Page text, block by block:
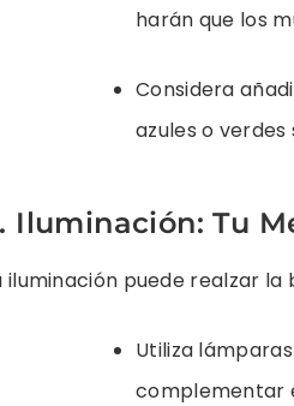
harán que los
Considera
azules o
Iluminación: Tu
iluminación puede realzar la
Utiliza
complementar